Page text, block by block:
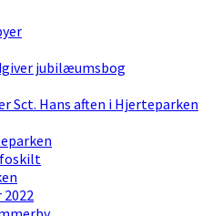
jubilæumsbog
Sct. Hans aften i Hjerteparken